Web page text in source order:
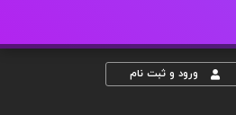
ورود و ثبت نام